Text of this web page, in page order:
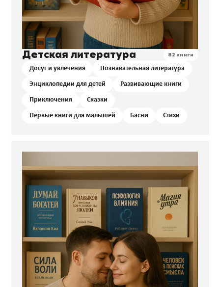
Детская литература 82 книги
Досуг и увлечения Познавательная литература
Энциклопедии для детей Развивающие книги
Приключения Сказки
Первые книги для малышей Басни Стихи